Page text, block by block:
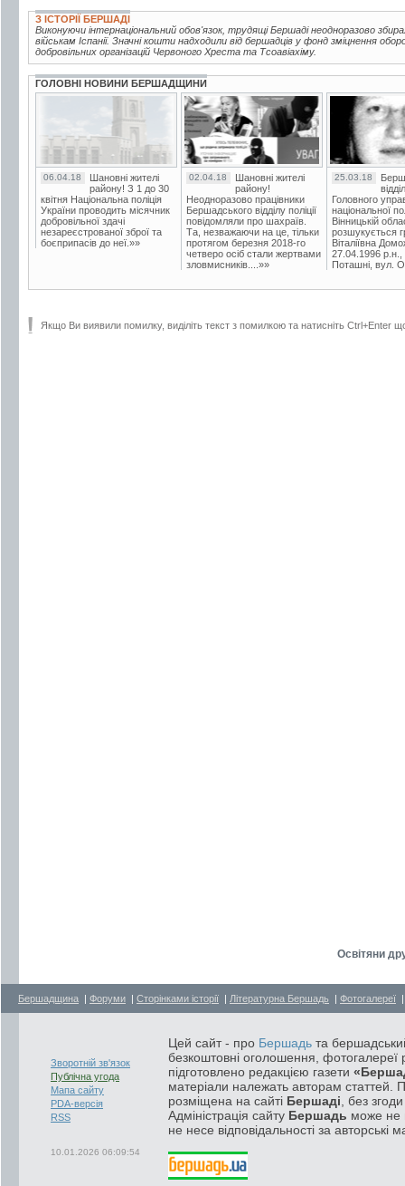
З ІСТОРІЇ БЕРШАДІ
Виконуючи інтернаціональний обов'язок, трудящі Бершаді неодноразово
військам Іспанії. Значні кошти надходили від бершадців у фонд зміцнення
добровільних організацій Червоного Хреста та Тсоавіахіму.
ГОЛОВНІ НОВИНИ БЕРШАДЩИНИ
06.04.18
Шановні жителі
району! З 1 до 30
квітня Національна поліція
України проводить місячник
добровільної здачі
незареєстрованої зброї та
боєприпасів до неї.»»
02.04.18
Шановні жителі
району!
Неодноразово працівники
Бершадського відділу поліції
повідомляли про шахраїв.
Та, незважаючи на це, тільки
протягом березня 2018-го
четверо осіб стали жертвами
зловмисників....»»
25.03.18
Головного
національної
Вінницькій
розшукується
Віталіївна
27.04.1996 р.н.,
Поташні, вул.
Якщо Ви виявили помилку, виділіть текст з помилкою та натисніть Ctrl+Enter
Освітяни
Бершадщина | Форуми | Сторінками історії | Літературна Бершадь | Фотогалереї
Зворотній зв'язок
Публічна угода
Мапа сайту
PDA-версія
RSS
10.01.2026 06:09:54
Цей сайт - про Бершадь та
безкоштовні оголошення, фотогалереї
підготовлено редакцією газети
матеріали належать авторам статтей.
розміщена на сайті Бершаді , без
Адміністрація сайту Бершадь може не
не несе відповідальності за авторські